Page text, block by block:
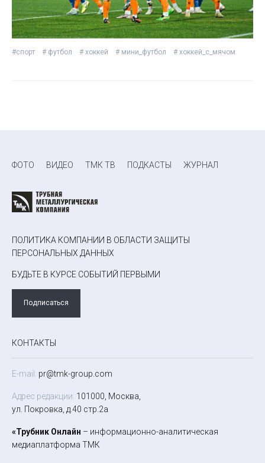
#спорт # футбол # хоккей # мини_футбол # хоккей_с_мячом
ФОТО ВИДЕО ТМК ТВ ПОДКАСТЫ ЖУРНАЛ
ПОЛИТИКА КОМПАНИИ В ОБЛАСТИ ЗАЩИТЫ
ПЕРСОНАЛЬНЫХ ДАННЫХ
БУДЬТЕ В КУРСЕ СОБЫТИЙ ПЕРВЫМИ
Подписаться
КОНТАКТЫ
E-mail: pr@tmk-group.com
Адрес редакции: 101000, Москва,
ул. Покровка, д.40 стр.2а
«Трубник Онлайн – информационно-аналитическая
медиаплатформа ТМК